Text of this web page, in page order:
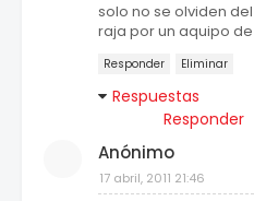
solo no se olviden
raja por un aquipo
Responder Eliminar
Respuestas
Responder
Anónimo
17 abril, 2011 21:46